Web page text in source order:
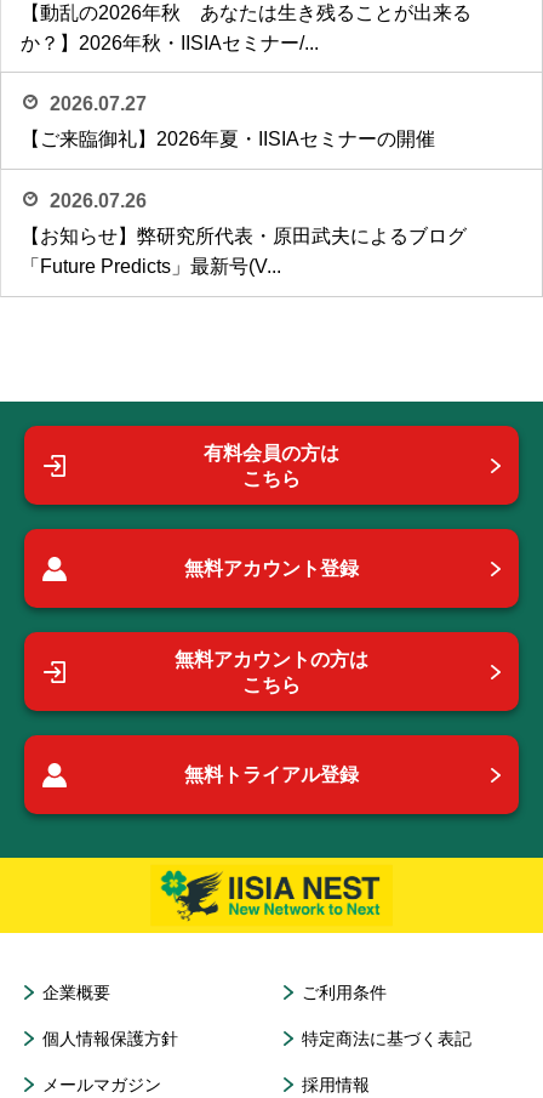
【動乱の2026年秋 あなたは生き残ることが出来る
か？】2026年秋・IISIAセミナー/...
2026.07.27
【ご来臨御礼】2026年夏・IISIAセミナーの開催
2026.07.26
【お知らせ】弊研究所代表・原田武夫によるブログ
「Future Predicts」最新号(V...
有料会員の方は
こちら
無料アカウント登録
無料アカウントの方は
こちら
無料トライアル登録
企業概要 ご利用条件
個人情報保護方針 特定商法に基づく表記
メールマガジン 採用情報